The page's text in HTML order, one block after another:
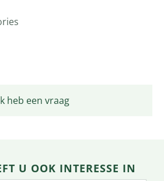
heb een vraag
U OOK INTERESSE IN